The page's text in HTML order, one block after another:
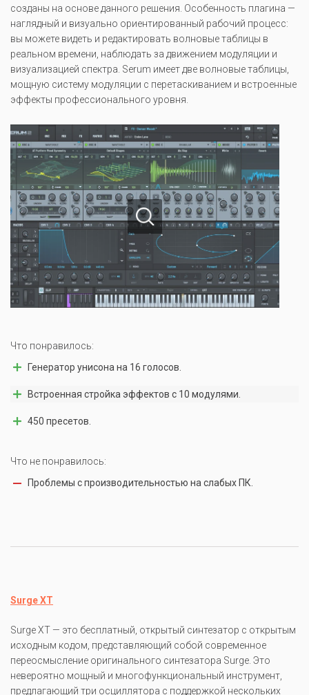
созданы на основе данного решения. Особенность плагина —
наглядный и визуально ориентированный рабочий процесс:
вы можете видеть и редактировать волновые таблицы в
реальном времени, наблюдать за движением модуляции и
визуализацией спектра. Serum имеет две волновые таблицы,
мощную систему модуляции с перетаскиванием и встроенные
эффекты профессионального уровня.
Что понравилось:
Генератор унисона на 16 голосов.
Встроенная стройка эффектов с 10 модулями.
450 пресетов.
Что не понравилось:
Проблемы с производительностью на слабых ПК.
Surge XT
Surge XT — это бесплатный, открытый синтезатор с открытым
исходным кодом, представляющий собой современное
переосмысление оригинального синтезатора Surge. Это
невероятно мощный и многофункциональный инструмент,
предлагающий три осциллятора с поддержкой нескольких